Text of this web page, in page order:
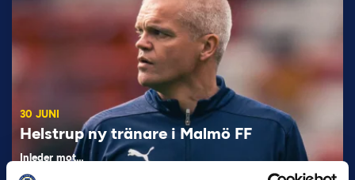
30 JUNI
Helstrup ny tränare i Malmö FF
Inleder mot…